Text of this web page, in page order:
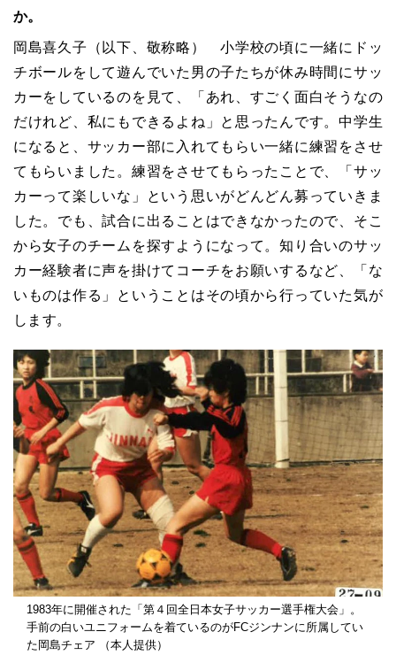
か。
岡島喜久子（以下、敬称略） 小学校の頃に一緒にドッ
チボールをして遊んでいた男の子たちが休み時間にサッ
カーをしているのを見て、「あれ、すごく面白そうなの
だけれど、私にもできるよね」と思ったんです。中学生
になると、サッカー部に入れてもらい一緒に練習をさせ
てもらいました。練習をさせてもらったことで、「サッ
カーって楽しいな」という思いがどんどん募っていきま
した。でも、試合に出ることはできなかったので、そこ
から女子のチームを探すようになって。知り合いのサッ
カー経験者に声を掛けてコーチをお願いするなど、「な
いものは作る」ということはその頃から行っていた気が
します。
1983年に開催された「第４回全日本女子サッカー選手権大会」。
手前の白いユニフォームを着ているのがFCジンナンに所属してい
た岡島チェア （本人提供）